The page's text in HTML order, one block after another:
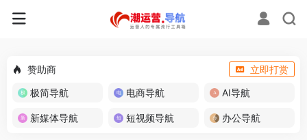
赞助商
立即打赏
极简导航
电商导航 AI导航
新媒体导航 短视频导航 办公导航